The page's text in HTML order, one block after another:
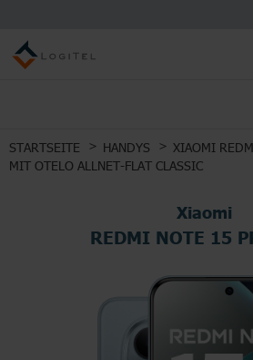
STARTSEITE HANDYS
XIAOMI
MIT OTELO ALLNET-FLAT CLASSIC
Xiaomi
REDMI NOTE 15